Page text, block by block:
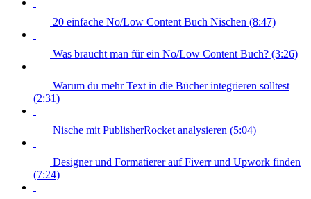
20 einfache No/Low Content Buch Nischen (8:47)
Was braucht man für ein No/Low Content Buch? (3:26)
Warum du mehr Text in die Bücher integrieren solltest
(2:31)
Nische mit PublisherRocket analysieren (5:04)
Designer und Formatierer auf Fiverr und Upwork finden
(7:24)